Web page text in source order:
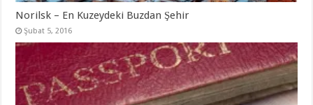
Norilsk – En Kuzeydeki Buzdan Şehir
Şubat 5, 2016